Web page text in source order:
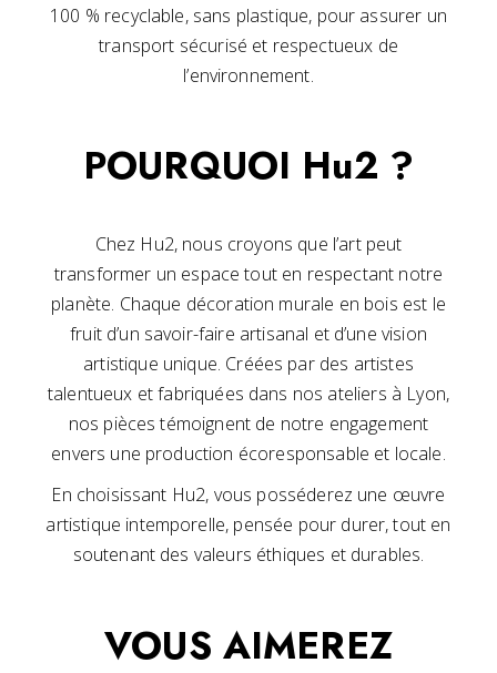
100 % recyclable, sans plastique, pour assurer un
transport sécurisé et respectueux de
l’environnement.
POURQUOI Hu2 ?
Chez Hu2, nous croyons que l’art peut
transformer un espace tout en respectant notre
planète. Chaque décoration murale en bois est le
fruit d’un savoir-faire artisanal et d’une vision
artistique unique. Créées par des artistes
talentueux et fabriquées dans nos ateliers à Lyon,
nos pièces témoignent de notre engagement
envers une production écoresponsable et locale.
En choisissant Hu2, vous posséderez une œuvre
artistique intemporelle, pensée pour durer, tout en
soutenant des valeurs éthiques et durables.
VOUS AIMEREZ